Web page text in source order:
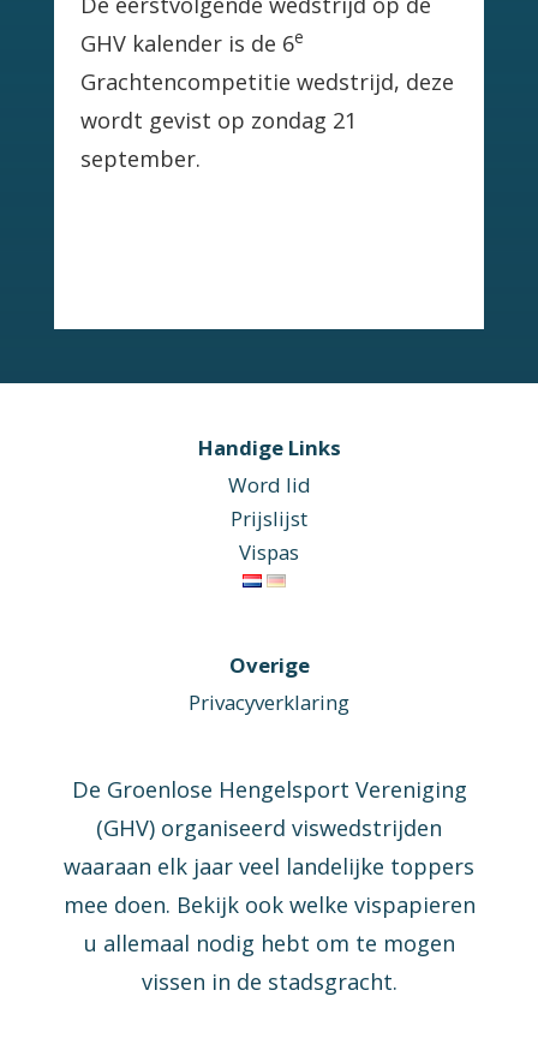
GHV kalender is de 6e
Grachtencompetitie wedstrijd, deze
wordt gevist op zondag 21
september.
Handige Links
Word lid
Prijslijst
Vispas
Overige
Privacyverklaring
De Groenlose Hengelsport Vereniging
(GHV) organiseerd viswedstrijden
waaraan elk jaar veel landelijke toppers
mee doen. Bekijk ook welke vispapieren
u allemaal nodig hebt om te mogen
vissen in de stadsgracht.